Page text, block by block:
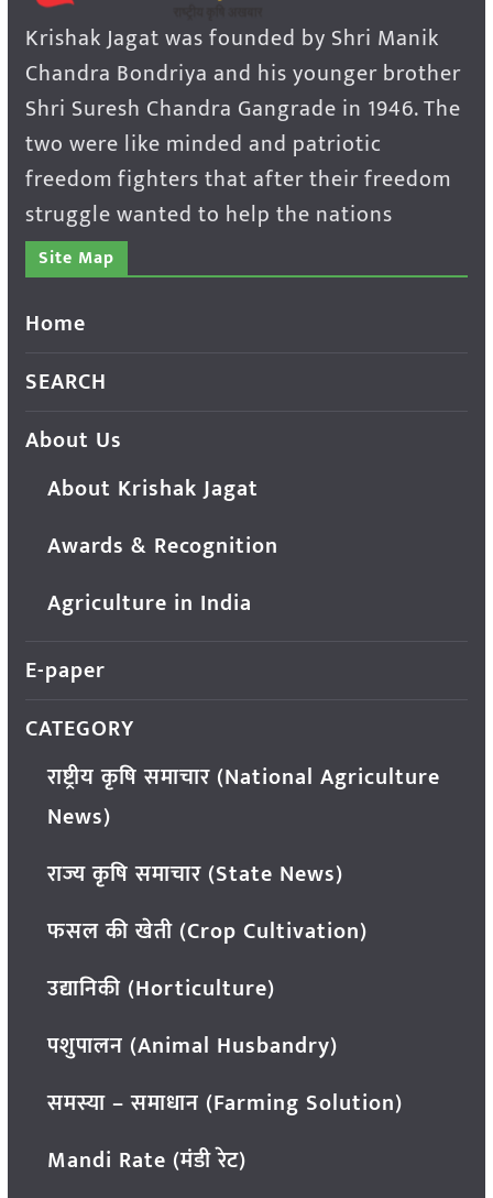
Krishak Jagat was founded by Shri Manik
Chandra Bondriya and his younger brother
Shri Suresh Chandra Gangrade in 1946. The
two were like minded and patriotic
freedom fighters that after their freedom
struggle wanted to help the nations
Site Map
Home
SEARCH
About Us
About Krishak Jagat
Awards & Recognition
Agriculture in India
E-paper
CATEGORY
राष्ट्रीय कृषि समाचार (National Agriculture
News)
राज्य कृषि समाचार (State News)
फसल की खेती (Crop Cultivation)
उद्यानिकी (Horticulture)
पशुपालन (Animal Husbandry)
समस्या – समाधान (Farming Solution)
Mandi Rate (मंडी रेट)